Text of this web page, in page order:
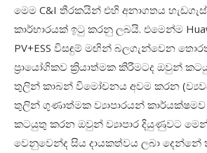
මෙම C&I තීරකයින් එහි අනාගතය
කාර්භාරයක් ඉටු කරනු ලබයි. එමෙන්ම
PV+ESS විසඳුම් මඟින් බලගැන්වෙන
ප්රායෝගිකව ක්රියාත්මක කිරීමටද ඔවුන්
තුලින් කාබන් විමෝචනය අවම කරන
තුලින් ගුණාත්මක ව්‍යාපාරයන් කාර්යක්ෂමව
කටයුතු කරන ඔවුන් ව්‍යාපාර දියුණුවට
වෙනුවෙන්ද සිය දායකත්වය ලබා දෙන්නේ